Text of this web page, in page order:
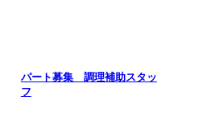
パート募集 調理補助スタッ
フ